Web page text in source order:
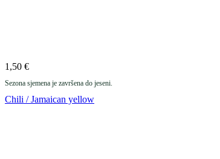
1,50 €
Sezona sjemena je završena do jeseni.
Chili / Jamaican yellow